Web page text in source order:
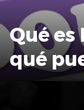
Qué es
qué